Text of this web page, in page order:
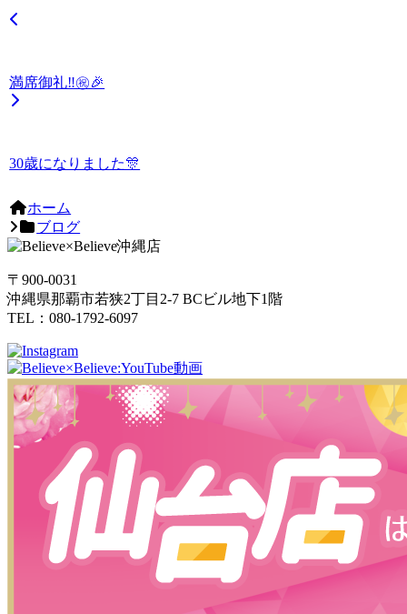
満席御礼‼️㊗️🎉
30歳になりました🎊
ホーム
ブログ
〒900-0031
沖縄県那覇市若狭2丁目2-7 BCビル地下1階
TEL：080-1792-6097